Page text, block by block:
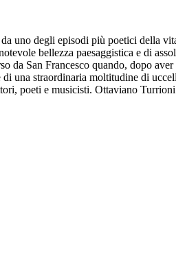
uno degli episodi più poetici della
bellezza paesaggistica e di
da San Francesco quando, dopo
una straordinaria moltitudine di
poeti e musicisti. Ottaviano